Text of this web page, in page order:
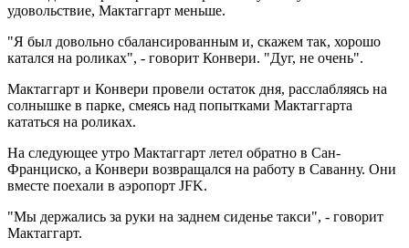
удовольствие, Мактаггарт меньше.
"Я был довольно сбалансированным и, скажем так, хорошо
катался на роликах", - говорит Конвери. "Дуг, не очень".
Мактаггарт и Конвери провели остаток дня, расслабляясь на
солнышке в парке, смеясь над попытками Мактаггарта
кататься на роликах.
На следующее утро Мактаггарт летел обратно в Сан-
Франциско, а Конвери возвращался на работу в Саванну. Они
вместе поехали в аэропорт JFK.
"Мы держались за руки на заднем сиденье такси", - говорит
Мактаггарт.